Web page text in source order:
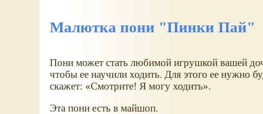
Малютка пони "Пинки Пай"
Пони может стать любимой игрушкой вашей
чтобы ее научили ходить. Для этого ее нужно
скажет:
Смотрите! Я могу ходить .
Эта пони есть в майшоп.